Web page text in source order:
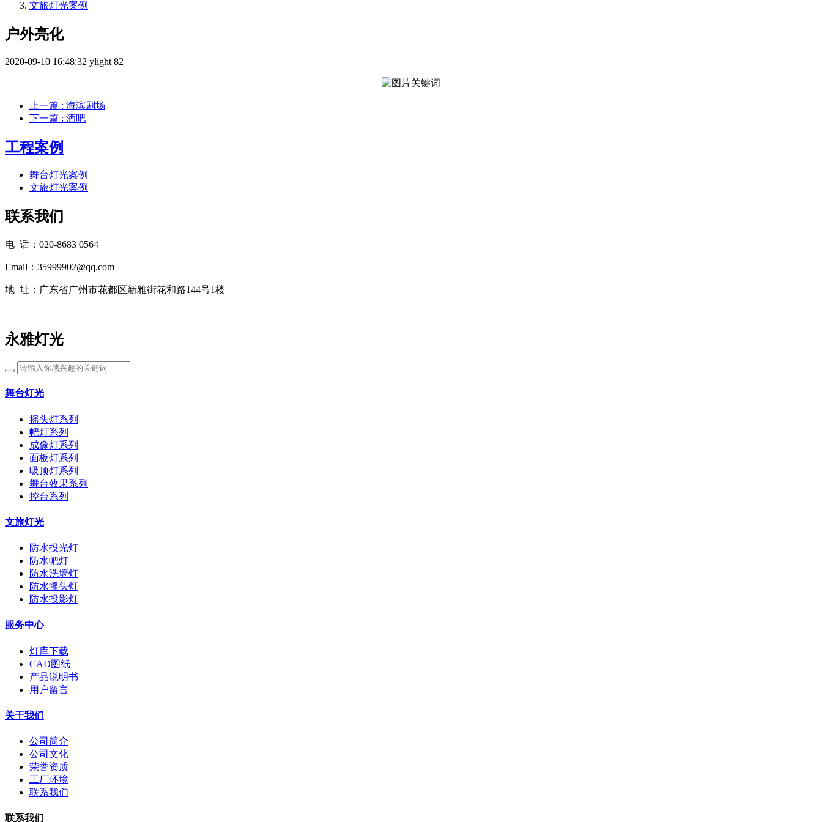
文旅灯光案例
户外亮化
2020-09-10 16:48:32 ylight 82
上一篇 : 海滨剧场
下一篇 : 酒吧
工程案例
舞台灯光案例
文旅灯光案例
联系我们
电 话：020-8683 0564
Email：35999902@qq.com
地 址： 广东省广州市花都区新雅街花和路144号1楼
永雅灯光
舞台灯光
摇头灯系列
帊灯系列
成像灯系列
面板灯系列
吸顶灯系列
舞台效果系列
控台系列
文旅灯光
防水投光灯
防水帊灯
防水洗墙灯
防水摇头灯
防水投影灯
服务中心
灯库下载
CAD图纸
产品说明书
用户留言
关于我们
公司简介
公司文化
荣誉资质
工厂环境
联系我们
联系我们